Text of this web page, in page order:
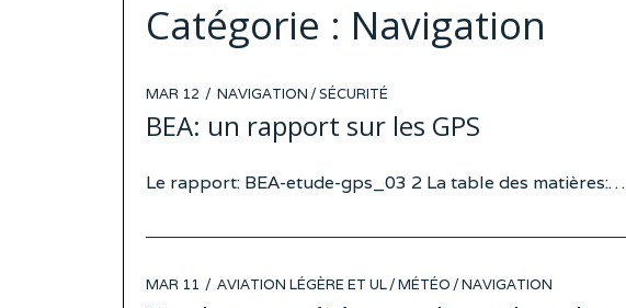
Catégorie : Navigation
POSTED
ON
MAR 12 NAVIGATION /SÉCURITÉ
BEA: un rapport sur les GPS
Le rapport: BEA-etude-gps_03 2 La table des matières:…
POSTED
MAR 11 AVIATION LÉGÈRE ET UL /MÉTÉO /NAVIGATION